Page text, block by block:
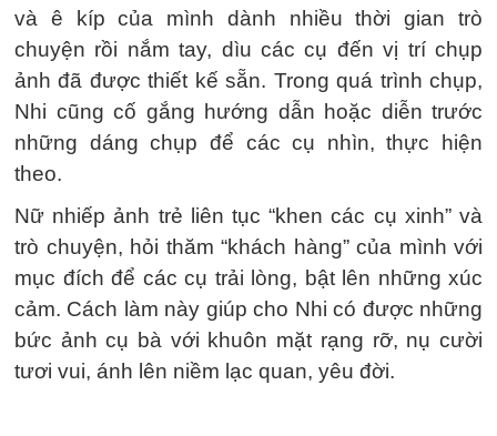
và ê kíp của mình dành nhiều thời gian trò
chuyện rồi nắm tay, dìu các cụ đến vị trí chụp
ảnh đã được thiết kế sẵn. Trong quá trình chụp,
Nhi cũng cố gắng hướng dẫn hoặc diễn trước
những dáng chụp để các cụ nhìn, thực hiện
theo.
Nữ nhiếp ảnh trẻ liên tục “khen các cụ xinh” và
trò chuyện, hỏi thăm “khách hàng” của mình với
mục đích để các cụ trải lòng, bật lên những xúc
cảm. Cách làm này giúp cho Nhi có được những
bức ảnh cụ bà với khuôn mặt rạng rỡ, nụ cười
tươi vui, ánh lên niềm lạc quan, yêu đời.